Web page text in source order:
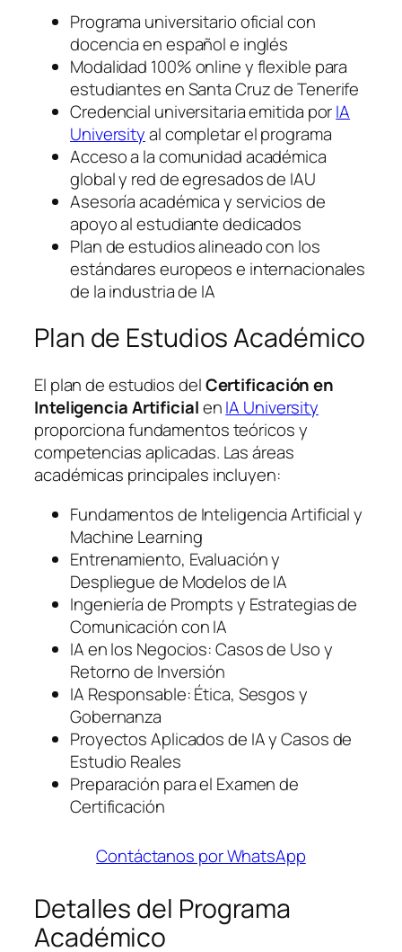
Programa universitario oficial con
docencia en español e inglés
Modalidad 100% online y flexible para
estudiantes en Santa Cruz de Tenerife
Credencial universitaria emitida porIA
Universityal completar el programa
Acceso a la comunidad académica
global y red de egresados de IAU
Asesoría académica y servicios de
apoyo al estudiante dedicados
Plan de estudios alineado con los
estándares europeos e internacionales
de la industria de IA
Plan de Estudios Académico
El plan de estudios delCertificación en
Inteligencia ArtificialenIA University
proporciona fundamentos teóricos y
competencias aplicadas. Las áreas
académicas principales incluyen:
Fundamentos de Inteligencia Artificial y
Machine Learning
Entrenamiento, Evaluación y
Despliegue de Modelos de IA
Ingeniería de Prompts y Estrategias de
Comunicación con IA
IA en los Negocios: Casos de Uso y
Retorno de Inversión
IA Responsable: Ética, Sesgos y
Gobernanza
Proyectos Aplicados de IA y Casos de
Estudio Reales
Preparación para el Examen de
Certificación
Contáctanos por WhatsApp
Detalles del Programa
Académico